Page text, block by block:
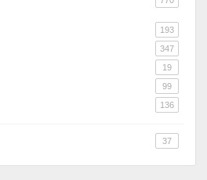
193
347
19
99
136
37